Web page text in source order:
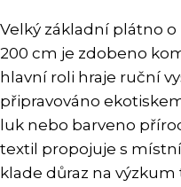
Velký základní plátno
200 cm je zdobeno
hlavní roli hraje ruční
připravováno
luk nebo barveno
textil propojuje s
klade důraz na